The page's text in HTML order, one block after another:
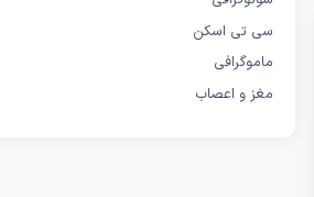
سی تی اسکن
ماموگرافی
مغز و اعصاب